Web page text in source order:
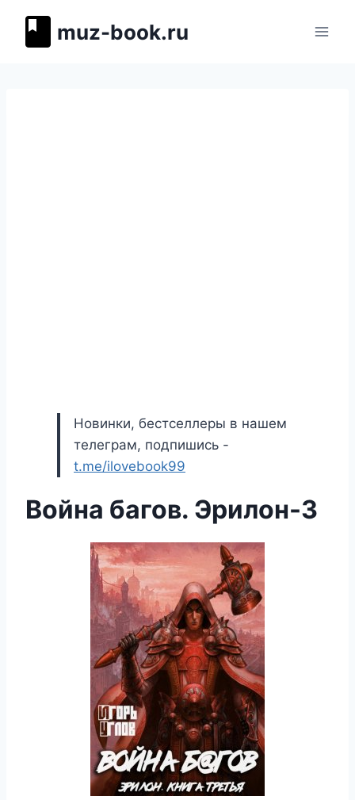
muz-book.ru
Новинки, бестселлеры в нашем
телеграм, подпишись -
t.me/ilovebook99
Война багов. Эрилон-3